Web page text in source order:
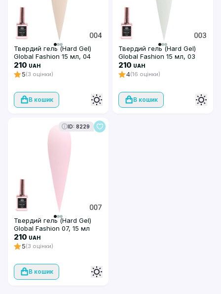
Твердий гель (Hard Gel)
Global Fashion 15 мл, 04
210 UAH
5(3 оцінки)
В кошик
Твердий гель (Hard Gel)
Global Fashion 15 мл, 03
210 UAH
4(16 оцінки)
В кошик
ID: 8229
Твердий гель (Hard Gel)
Global Fashion 07, 15 мл
210 UAH
5(3 оцінки)
В кошик